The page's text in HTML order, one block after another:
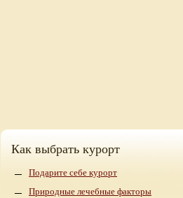
Как выбрать курорт
Подарите себе курорт
Природные лечебные факторы